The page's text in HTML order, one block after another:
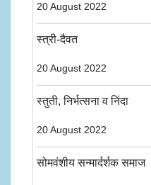
20 August 2022
स्त्री-दैवत
20 August 2022
स्तुती, निर्भत्सना व निंदा
20 August 2022
सोमवंशीय सन्मार्दर्शक समाज